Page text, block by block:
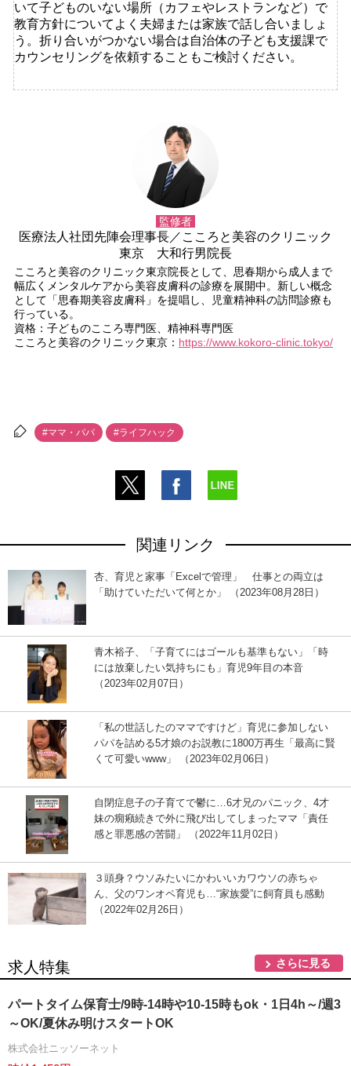
いて子どものいない場所（カフェやレストランなど）で
教育方針についてよく夫婦または家族で話し合いましょ
う。折り合いがつかない場合は自治体の子ども支援課で
カウンセリングを依頼することもご検討ください。
監修者
医療法人社団先陣会理事長／こころと美容のクリニック
東京 大和行男院長
こころと美容のクリニック東京院長として、思春期から成人まで
幅広くメンタルケアから美容皮膚科の診療を展開中。新しい概念
として「思春期美容皮膚科」を提唱し、児童精神科の訪問診療も
行っている。
資格：子どものこころ専門医、精神科専門医
こころと美容のクリニック東京： https://www.kokoro-clinic.tokyo/
#ママ・パパ #ライフハック
関連リンク
杏、育児と家事「Excelで管理」 仕事との両立は
「助けていただいて何とか」 （2023年08月28日）
青木裕子、「子育てにはゴールも基準もない」「時
には放棄したい気持ちにも」育児9年目の本音
（2023年02月07日）
「私の世話したのママですけど」育児に参加しない
パパを詰める5才娘のお説教に1800万再生「最高に賢
くて可愛いwww」 （2023年02月06日）
自閉症息子の子育てで鬱に…6才兄のパニック、4才
妹の癇癪続きで外に飛び出してしまったママ「責任
感と罪悪感の苦闘」 （2022年11月02日）
３頭身？ウソみたいにかわいいカワウソの赤ちゃ
ん、父のワンオペ育児も…“家族愛”に飼育員も感動
（2022年02月26日）
求人特集 さらに見る
パートタイム保育士/9時-14時や10-15時もok・1日4h～/週3
～OK/夏休み明けスタートOK
株式会社ニッソーネット